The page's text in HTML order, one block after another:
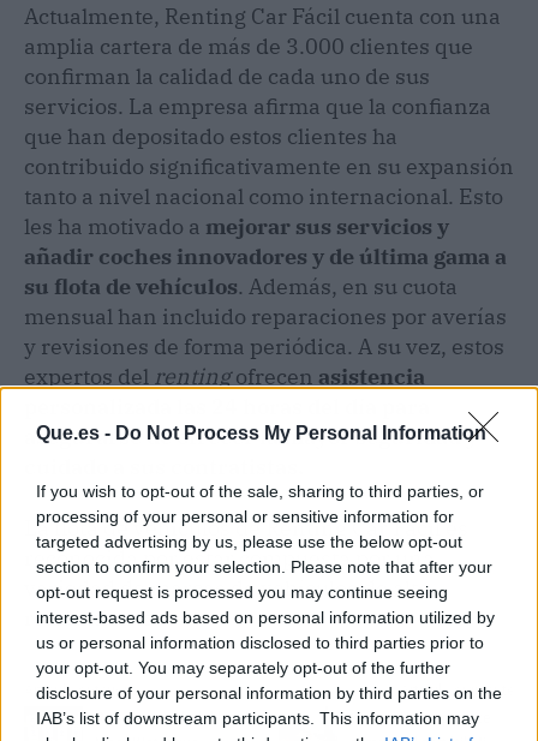
Que.es - Do Not Process My Personal Information
If you wish to opt-out of the sale, sharing to third parties, or
processing of your personal or sensitive information for
targeted advertising by us, please use the below opt-out
section to confirm your selection. Please note that after your
opt-out request is processed you may continue seeing
interest-based ads based on personal information utilized by
us or personal information disclosed to third parties prior to
your opt-out. You may separately opt-out of the further
disclosure of your personal information by third parties on the
IAB’s list of downstream participants. This information may
Actualmente, Renting Car Fácil cuenta con una
amplia cartera de más de 3.000 clientes que
confirman la calidad de cada uno de sus
servicios. La empresa afirma que la confianza
que han depositado estos clientes ha
contribuido significativamente en su expansión
tanto a nivel nacional como internacional. Esto
les ha motivado a mejorar sus servicios y
añadir coches innovadores y de última gama a
su flota de vehículos. Además, en su cuota
mensual han incluido reparaciones por averías
y revisiones de forma periódica. A su vez, estos
expertos del rentingofrecen asistencia
asegurarse de ofrecer la mayor seguridad y
La flota de vehículos de Renting Car Fácil es
reconocida por estar compuesta por una
variedad de marcas de vehículos de alto
rendimiento.
Artículo anterior
Refrescos saludables de
Artículo siguiente
Xiaomi Home permite